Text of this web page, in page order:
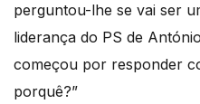
perguntou-lhe se vai ser
liderança do PS de
começou por responder
porquê?”